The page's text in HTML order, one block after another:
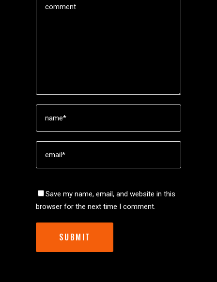
Save my name, email, and website in this
browser for the next time I comment.